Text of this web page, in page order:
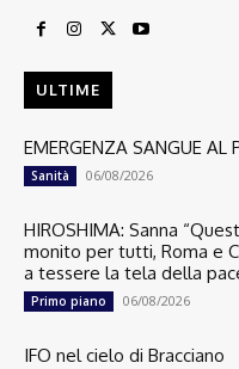
ULTIME
EMERGENZA SANGUE AL
Sanità 06/08/2026
HIROSHIMA: Sanna
monito per tutti, Roma e
a tessere la tela della
Primo piano 06/08/2026
IFO nel cielo di Bracciano